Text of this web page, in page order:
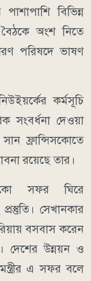
বিভিন্ন
বৈঠকে অংশ নিতে
পরিষদে ভাষণ
কর্মসূচি
সংবর্ধনা দেওয়া
ফ্রান্সিসকোতে
রয়েছে তার।
সফর ঘিরে
সেখানকার
বসবাস করেন
দেশের উন্নয়ন ও
এ সফর বলে